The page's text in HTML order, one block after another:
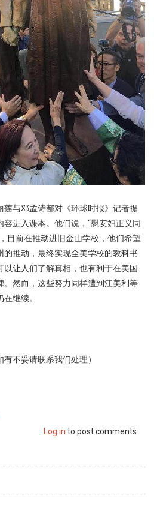
与邓孟诗都对《环球时报》记者提
进入课本。他们说，“慰安妇正义同
目前在推动进旧金山学校，他们希望
推动，最终实现全美学校的教科书
让人们了解真相，也有利于在美国
。然而，这些努力同样遭到江美利等
继续。
有不妥请联系我们处理）
Log in to post comments